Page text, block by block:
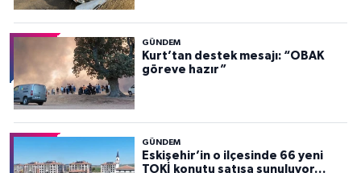
GÜNDEM
Kurt’tan destek mesajı: “OBAK
göreve hazır”
GÜNDEM
Eskişehir’in o ilçesinde 66 yeni
TOKİ konutu satışa sunuluyor…